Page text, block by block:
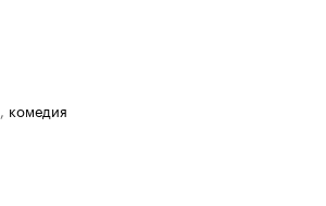
, комедия